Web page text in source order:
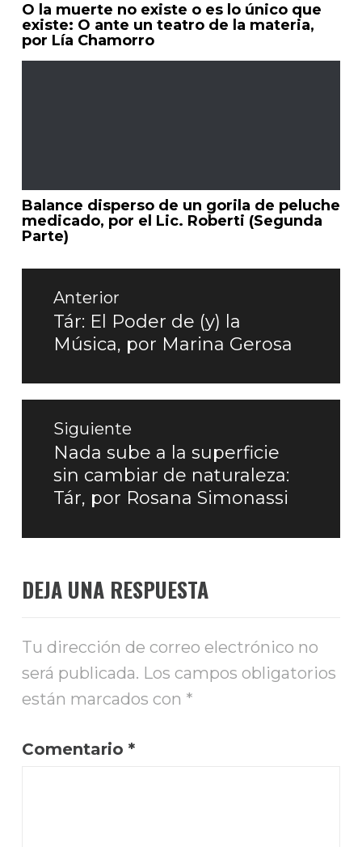
O la muerte no existe o es lo único que
existe: O ante un teatro de la materia,
por Lía Chamorro
Balance disperso de un gorila de peluche
medicado, por el Lic. Roberti (Segunda
Parte)
Navegación
entradas
Anterior
Entrada
anterior:
Tár: El Poder de (y) la
Música, por Marina Gerosa
Siguiente
Entrada
siguiente:
Nada sube a la superficie
sin cambiar de naturaleza:
Tár, por Rosana Simonassi
DEJA UNA RESPUESTA
Tu dirección de correo electrónico no
será publicada. Los campos obligatorios
están marcados con *
Comentario *